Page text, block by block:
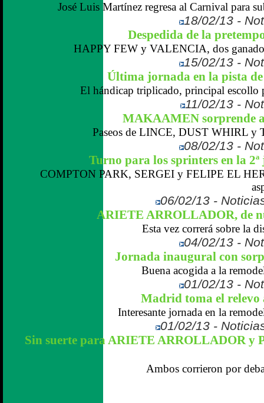
José Luis Martínez regresa al Carnival para
18/02/13 -
Despedida de la
HAPPY FEW y VALENCIA, dos
15/02/13 -
Última jornada en la pista
El hándicap triplicado, principal escollo
11/02/13 -
MAKAAMEN sorprende a
Paseos de LINCE, DUST WHIRL y
08/02/13 -
Turno para los sprinters en la
COMPTON PARK, SERGEI y FELIPE EL
06/02/13 -
ARIETE ARROLLADOR, de
Esta vez correrá sobre la
04/02/13 -
Jornada inaugural con
Buena acogida a la
01/02/13 -
Madrid toma el relevo
Interesante jornada en la
01/02/13 -
Sin suerte para ARIETE ARROLLADOR y
Ambos corrieron por